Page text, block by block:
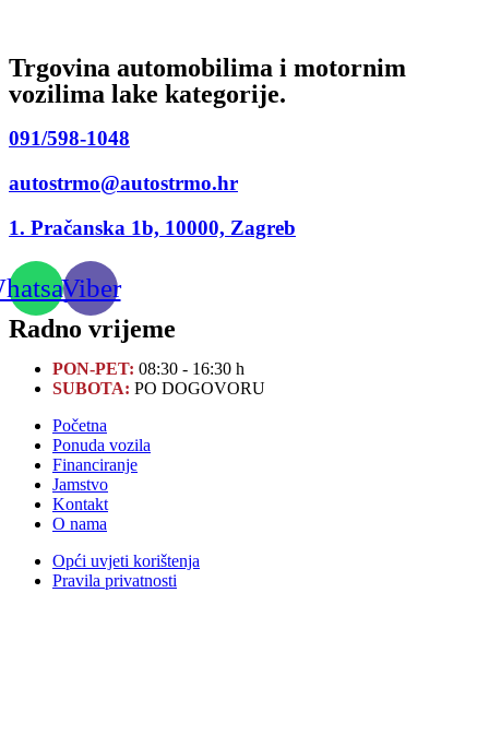
Trgovina automobilima i motornim
vozilima lake kategorije.
091/598-1048
autostrmo@autostrmo.hr
1. Pračanska 1b, 10000, Zagreb
Viber
Radno vrijeme
PON-PET: 08:30 - 16:30 h
SUBOTA: PO DOGOVORU
Početna
Ponuda vozila
Financiranje
Jamstvo
Kontakt
O nama
Opći uvjeti korištenja
Pravila privatnosti